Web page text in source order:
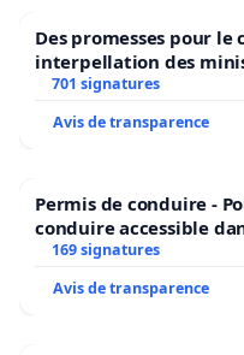
Des promesses pour
interpellation des
l’environnement.
701 signatures
Avis de transparence
Permis de conduire -
conduire accessible
Bruxelles
169 signatures
Avis de transparence